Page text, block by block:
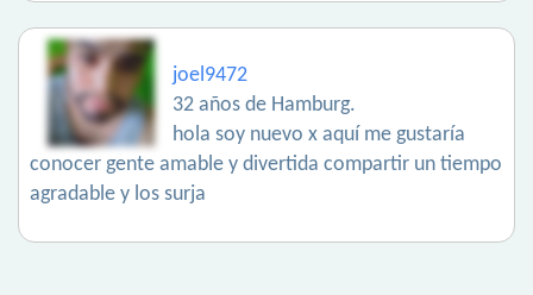
joel9472
32 años de Hamburg.
hola soy nuevo x aquí me gustaría
conocer gente amable y divertida compartir un tiempo
agradable y los surja